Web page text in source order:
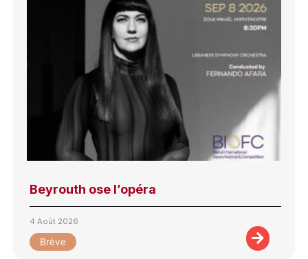
Beyrouth ose l’opéra
4 Août 2026
Brève